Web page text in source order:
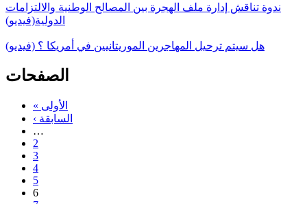
ندوة تناقش إدارة ملف الهجرة بين المصالح الوطنية والالتزامات
الدولية(فيديو)
هل سيتم ترحيل المهاجرين الموريتانيين في أمريكا ؟ (فيديو)
الصفحات
« الأولى
‹ السابقة
…
2
3
4
5
6